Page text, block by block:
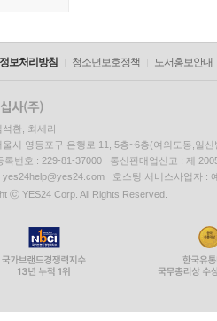
보처리방침 청소년보호정책 도서홍보안내
석환, 최세라
울시 영등포구 은행로 11, 5층~6층(여의도동,일신
록번호 : 229-81-37000 통신판매업신고 : 제
yes24help@yes24.com 호스팅 서비스사업자 :
ⓒ YES24 Corp. All Rights Reserved.